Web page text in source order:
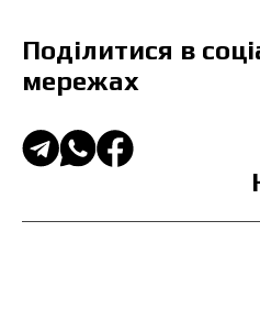
Поділитися в
мережах